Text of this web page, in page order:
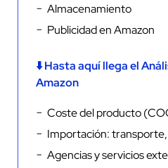
− Almacenamiento
− Publicidad en Amazon
⬇️ Hasta aquí llega el
Amazon
− Coste del producto
− Importación: transporte,
− Agencias y servicios